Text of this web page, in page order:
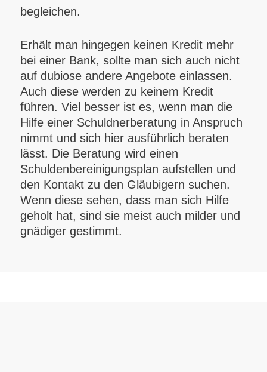
begleichen.
Erhält man hingegen keinen Kredit mehr
bei einer Bank, sollte man sich auch nicht
auf dubiose andere Angebote einlassen.
Auch diese werden zu keinem Kredit
führen. Viel besser ist es, wenn man die
Hilfe einer Schuldnerberatung in Anspruch
nimmt und sich hier ausführlich beraten
lässt. Die Beratung wird einen
Schuldenbereinigungsplan aufstellen und
den Kontakt zu den Gläubigern suchen.
Wenn diese sehen, dass man sich Hilfe
geholt hat, sind sie meist auch milder und
gnädiger gestimmt.